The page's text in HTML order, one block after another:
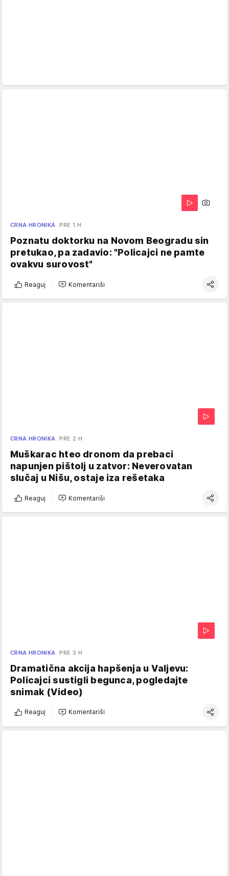
CRNA HRONIKA PRE 1 H
Poznatu doktorku na Novom Beogradu sin
pretukao, pa zadavio: "Policajci ne pamte
ovakvu surovost"
Reaguj Komentariši
CRNA HRONIKA PRE 2 H
Muškarac hteo dronom da prebaci
napunjen pištolj u zatvor: Neverovatan
slučaj u Nišu, ostaje iza rešetaka
Reaguj Komentariši
CRNA HRONIKA PRE 3 H
Dramatična akcija hapšenja u Valjevu:
Policajci sustigli begunca, pogledajte
snimak (Video)
Reaguj Komentariši